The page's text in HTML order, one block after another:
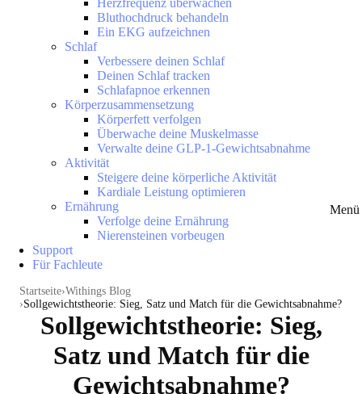
Menü
Herzfrequenz überwachen
Bluthochdruck behandeln
Ein EKG aufzeichnen
Schlaf
Verbessere deinen Schlaf
Deinen Schlaf tracken
Schlafapnoe erkennen
Körperzusammensetzung
Körperfett verfolgen
Überwache deine Muskelmasse
Verwalte deine GLP-1-Gewichtsabnahme
Aktivität
Steigere deine körperliche Aktivität
Kardiale Leistung optimieren
Ernährung
Verfolge deine Ernährung
Nierensteinen vorbeugen
Support
Für Fachleute
Startseite Withings Blog
Sollgewichtstheorie: Sieg, Satz und Match für die Gewichtsabnahme?
Sollgewichtstheorie: Sieg,
Satz und Match für die
Gewichtsabnahme?